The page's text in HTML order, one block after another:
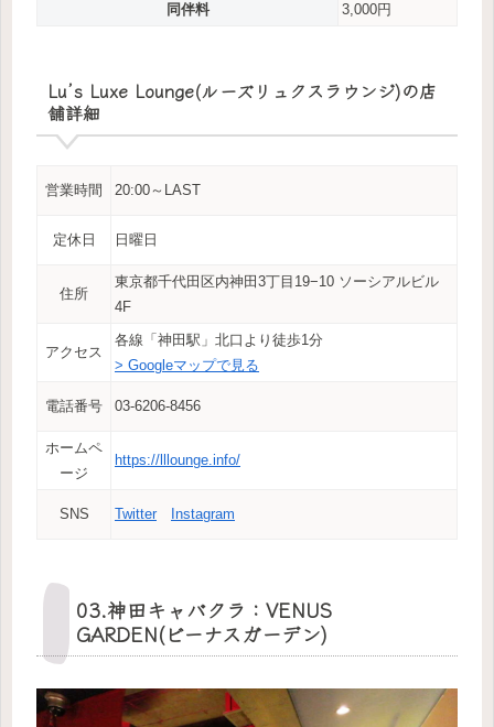
同伴料
3,000円
Lu’s Luxe Lounge(ルーズリュクスラウンジ)の店
舗詳細
営業時間 20:00～LAST
定休日 日曜日
住所
東京都千代田区内神田3丁目19−10 ソーシアルビル
4F
アクセス
各線「神田駅」北口より徒歩1分
> Googleマップで見る
電話番号 03-6206-8456
ホームペ
ージ
https://lllounge.info/
SNS Twitter Instagram
03.神田キャバクラ：VENUS
GARDEN(ビーナスガーデン)